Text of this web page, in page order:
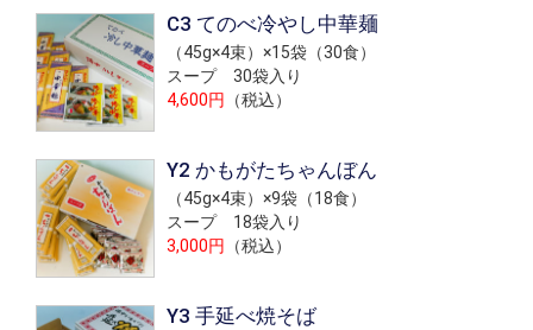
C3 てのべ冷やし中華麺
（45g×4束）×15袋（30食）
スープ 30袋入り
4,600円
（税込）
Y2 かもがたちゃんぼん
（45g×4束）×9袋（18食）
スープ 18袋入り
3,000円
（税込）
Y3 手延べ焼そば